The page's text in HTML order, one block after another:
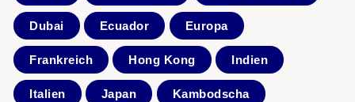
Dubai Ecuador Europa
Frankreich Hong Kong Indien
Italien Japan Kambodscha